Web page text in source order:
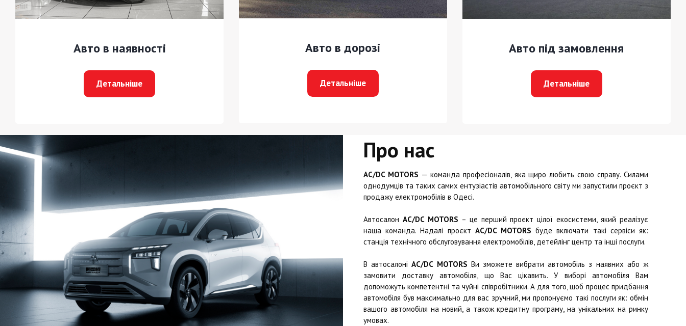
Авто в наявності
Детальніше
Авто в дорозі
Детальніше
Авто під замовлення
Детальніше
Про нас
AC/DC MOTORS — команда професіоналів, яка щиро любить свою справу. Силами
однодумців та таких самих ентузіастів автомобільного світу ми запустили проєкт з
продажу електромобілів в Одесі.
Автосалон AC/DC MOTORS – це перший проєкт цілої екосистеми, який реалізує
наша команда. Надалі проєкт AC/DC MOTORS буде включати такі сервіси як:
станція технічного обслуговування електромобілів, детейлінг центр та інші послуги.
В автосалоніAC/DC MOTORS Ви зможете вибрати автомобіль з наявних або ж
замовити доставку автомобіля, що Вас цікавить. У виборі автомобіля Вам
допоможуть компетентні та чуйні співробітники. А для того, щоб процес придбання
автомобіля був максимально для вас зручний, ми пропонуємо такі послуги як: обмін
вашого автомобіля на новий, а також кредитну програму, на унікальних на ринку
умовах.